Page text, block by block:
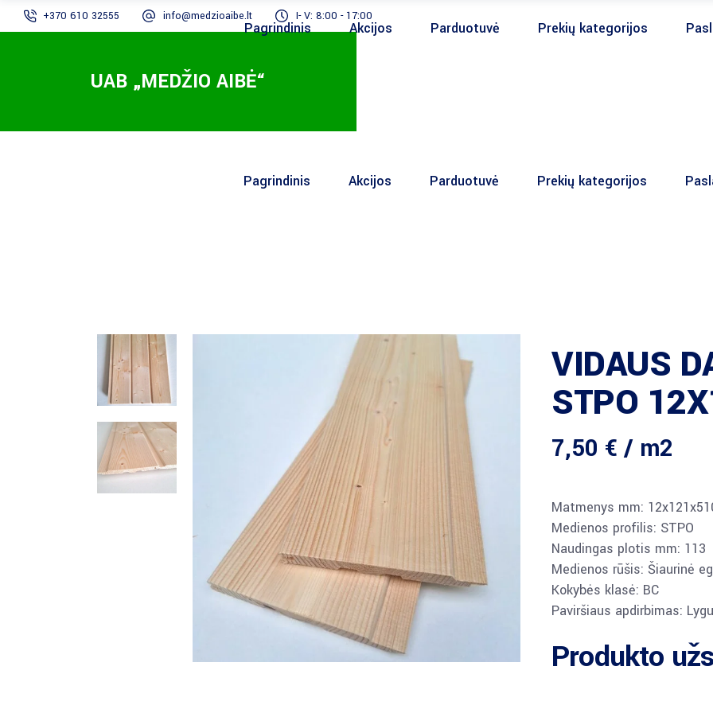
+370 610 32555 info@medzioaibe.lt I- V: 8:00 - 17:00
UAB „MEDŽIO AIBĖ“
Pagrindinis Akcijos Parduotuvė Prekių kategorijos
Pagrindinis Akcijos Parduotuvė Prekių kategorijos
VIDAUS
STPO
7,50 € / m2
Matmenys mm:
Medienos profilis: STPO
Naudingas plotis mm: 113
Medienos rūšis: Šiaurinė
Kokybės klasė: BC
Paviršiaus apdirbimas:
Produkto